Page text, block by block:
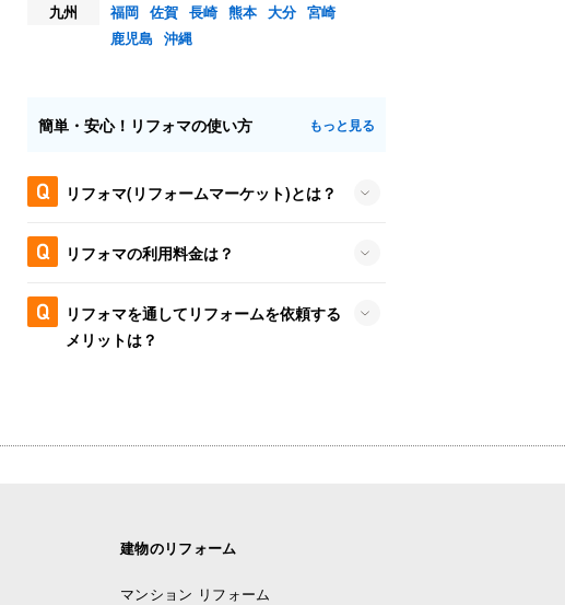
九州
福岡 佐賀 長崎 熊本 大分 宮崎
鹿児島 沖縄
簡単・安心！リフォマの使い方 もっと見る
リフォマ(リフォームマーケット)とは？
リフォマの利用料金は？
リフォマを通してリフォームを依頼する
メリットは？
建物のリフォーム
マンション リフォーム